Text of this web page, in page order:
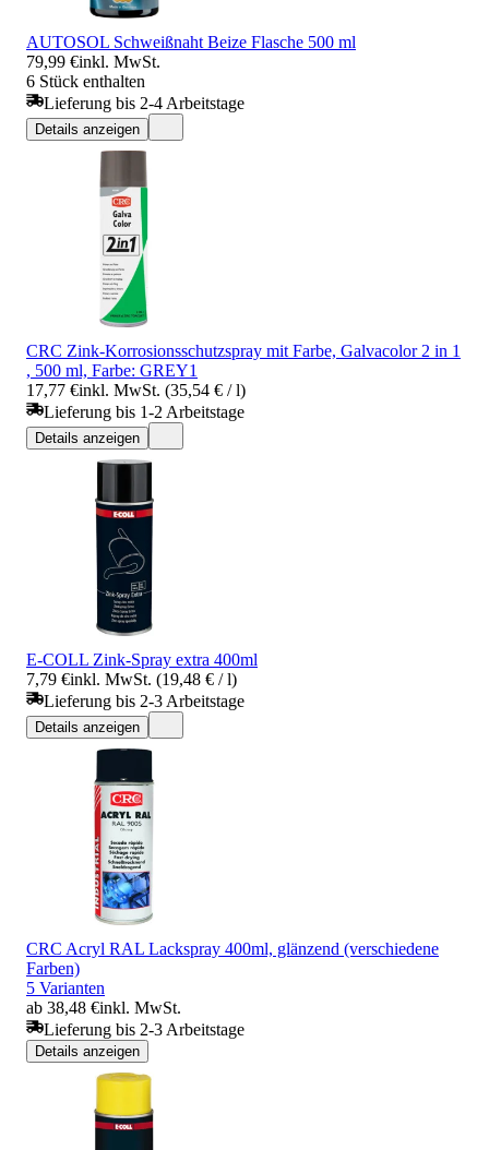
AUTOSOL Schweißnaht Beize Flasche 500 ml
79,99 €inkl. MwSt.
6 Stück enthalten
Lieferung bis 2-4 Arbeitstage
Details anzeigen
CRC Zink-Korrosionsschutzspray mit Farbe, Galvacolor 2 in 1
, 500 ml, Farbe: GREY1
17,77 €inkl. MwSt. (35,54 € / l)
Lieferung bis 1-2 Arbeitstage
Details anzeigen
E-COLL Zink-Spray extra 400ml
7,79 €inkl. MwSt. (19,48 € / l)
Lieferung bis 2-3 Arbeitstage
Details anzeigen
CRC Acryl RAL Lackspray 400ml, glänzend (verschiedene
Farben)
5 Varianten
ab 38,48 €inkl. MwSt.
Lieferung bis 2-3 Arbeitstage
Details anzeigen